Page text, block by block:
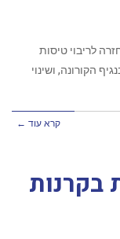
לריבוי טיסות
הקורונה, ושינוי
קרא עוד ←
בקרנות